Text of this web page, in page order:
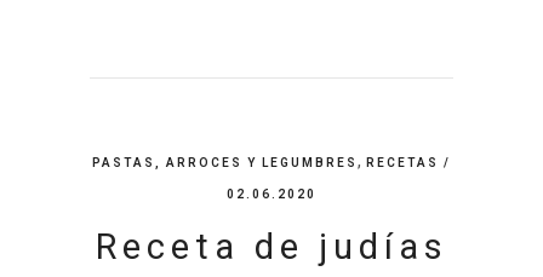
PASTAS, ARROCES Y LEGUMBRES , RECETAS /
02.06.2020
Receta de judías